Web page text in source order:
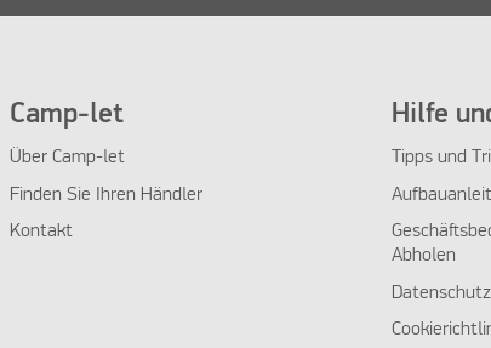
Camp-let
Über Camp-let
Finden Sie Ihren Händler
Kontakt
Hilfe
Tipps und
Abholen